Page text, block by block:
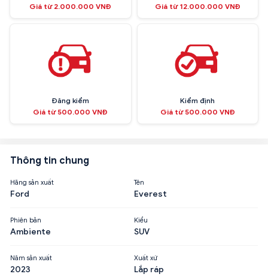
Giá từ 2.000.000 VNĐ
Giá từ 12.000.000 VNĐ
Đăng kiểm
Giá từ 500.000 VNĐ
Kiểm định
Giá từ 500.000 VNĐ
Thông tin chung
Hãng sản xuất
Ford
Tên
Everest
Phiên bản
Ambiente
Kiểu
SUV
Năm sản xuất
2023
Xuất xứ
Lắp ráp